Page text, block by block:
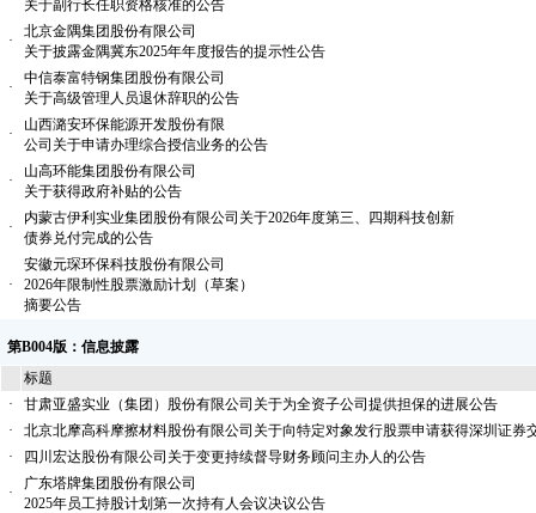
关于副行长任职资格核准的公告
·
北京金隅集团股份有限公司
关于披露金隅冀东2025年年度报告的提示性公告
·
中信泰富特钢集团股份有限公司
关于高级管理人员退休辞职的公告
·
山西潞安环保能源开发股份有限
公司关于申请办理综合授信业务的公告
·
山高环能集团股份有限公司
关于获得政府补贴的公告
·
内蒙古伊利实业集团股份有限公司关于2026年度第三、四期科技创新
债券兑付完成的公告
·
安徽元琛环保科技股份有限公司
2026年限制性股票激励计划（草案）
摘要公告
第B004版：信息披露
标题
·
甘肃亚盛实业（集团）股份有限公司关于为全资子公司提供担保的进展公告
·
北京北摩高科摩擦材料股份有限公司关于向特定对象发行股票申请获得深圳证券
·
四川宏达股份有限公司关于变更持续督导财务顾问主办人的公告
·
广东塔牌集团股份有限公司
2025年员工持股计划第一次持有人会议决议公告